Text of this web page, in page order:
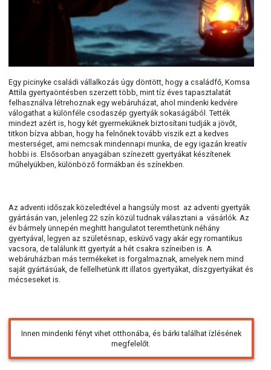
Egy picinyke családi vállalkozás úgy döntött, hogy a családfő, Komsa
Attila gyertyaöntésben szerzett több, mint tíz éves tapasztalatát
felhasználva létrehoznak egy webáruházat, ahol mindenki kedvére
válogathat a különféle csodaszép gyertyák sokaságából. Tették
mindezt azért is, hogy két gyermeküknek biztosítani tudják a jövőt,
titkon bízva abban, hogy ha felnőnek tovább viszik ezt a kedves
mesterséget, ami nemcsak mindennapi munka, de egy igazán kreatív
hobbi is. Elsősorban anyagában színezett gyertyákat készítenek
műhelyükben, különböző formákban és színekben.
Az adventi időszak közeledtével a hangsúly most az adventi gyertyák
gyártásán van, jelenleg 22 szín közül tudnak választani a vásárlók. Az
év bármely ünnepén meghitt hangulatot teremthetünk néhány
gyertyával, legyen az születésnap, esküvő vagy akár egy romantikus
vacsora, de találunk itt gyertyát a hét csakra színeiben is. A
webáruházban más termékeket is forgalmaznak, amelyek nem mind
saját gyártásúak, de fellelhetünk itt illatos gyertyákat, díszgyertyákat és
mécseseket is.
Innen mindenki fényt vihet otthonába, és bárki találhat ízlésének
megfelelőt.